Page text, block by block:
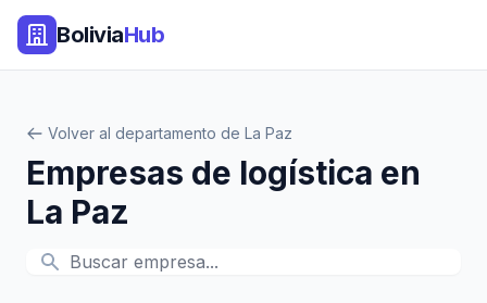
BoliviaHub
Volver al departamento de La Paz
Empresas de logística en
La Paz